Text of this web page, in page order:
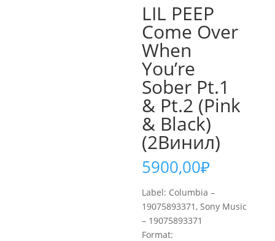
LIL PEEP
Come Over
When
You’re
Sober Pt.1
& Pt.2 (Pink
& Black)
(2Винил)
5900,00₽
Label: Columbia –
19075893371, Sony Music
– 19075893371
Format: